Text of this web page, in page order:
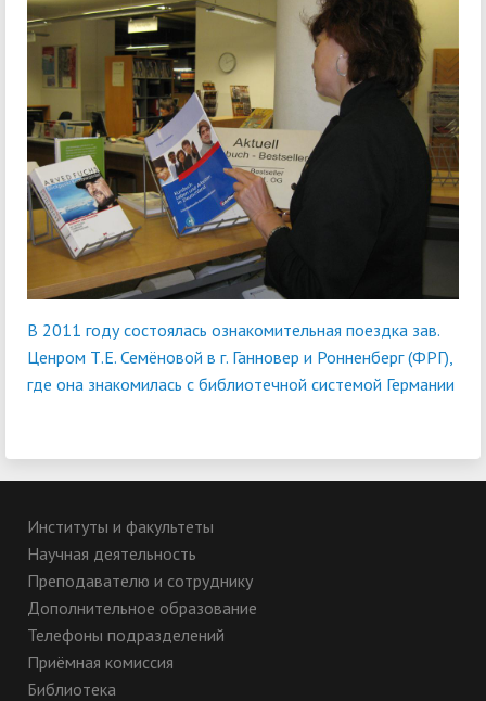
В 2011 году состоялась ознакомительная поездка зав.
Ценром Т.Е. Семёновой в г. Ганновер и Ронненберг (ФРГ),
где она знакомилась с библиотечной системой Германии
Институты и факультеты
Научная деятельность
Преподавателю и сотруднику
Дополнительное образование
Телефоны подразделений
Приёмная комиссия
Библиотека